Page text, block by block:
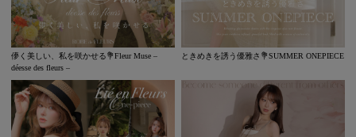
儚く美しい、私を咲かせる💐Fleur Muse –
déesse des fleurs –
ときめきを誘う優雅さ💐SUMMER ONEPIECE